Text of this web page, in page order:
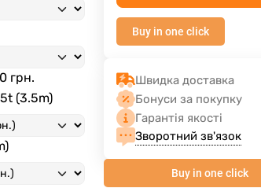
грн.
(3.5m)
Buy in one click
Швидка доставка
Бонуси за покупку
Гарантія якості
Зворотний зв'язок
Buy in one click